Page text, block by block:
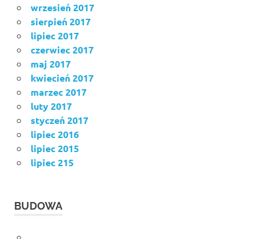
wrzesień 2017
sierpień 2017
lipiec 2017
czerwiec 2017
maj 2017
kwiecień 2017
marzec 2017
luty 2017
styczeń 2017
lipiec 2016
lipiec 2015
lipiec 215
BUDOWA